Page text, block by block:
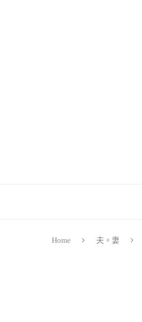
Home 夫。妻